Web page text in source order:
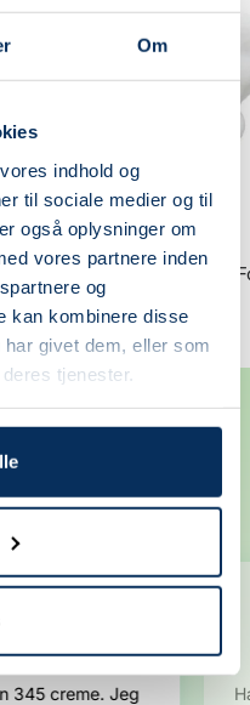
Om
indhold og
til sociale medier og til
også oplysninger om
vores partnere inden
og
kan kombinere disse
givet dem, eller som
tjenester.
ROUND LAB
1025 Dokdo Bubble
Udsalgspris
139,00 kr
kunder
345 creme. Jeg